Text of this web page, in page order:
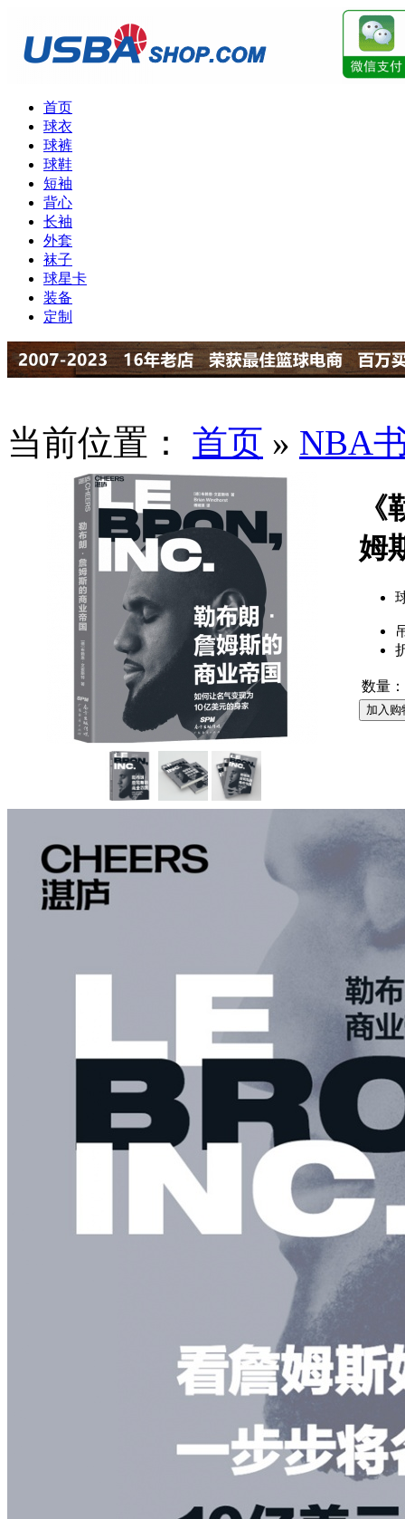
首页
球衣
球裤
球鞋
短袖
背心
长袖
外套
袜子
球星卡
装备
定制
当前位置： 首页 » NBA
姆
数量：